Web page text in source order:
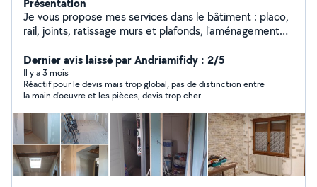
Je vous propose mes services dans le bâtiment : placo,
rail, joints, ratissage murs et plafonds, l'aménagement
plafonds ( peinture, papier peint, crépis intérieur, cire
intérieure, carrelage, pose de fausses pierres
apparentes et fausses briques, pose de parement,
pose de parquet, pose de lino...),pose verrerie, pose
sanitaire, dalle, terrasse, petite démolition, création ou
modification d'une cuisine... ainsi que touts petits
travaux de bricolage, montage de meubles, évacuation
à la déchetterie (meubles, électroménager, literie,
déchets verts).
Dernier avis laissé par Andriamifidy : 2/5
Il y a 3 mois
Réactif pour le devis mais trop global, pas de distinction entre
la main d'oeuvre et les pièces, devis trop cher.